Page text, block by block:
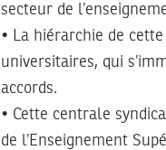
secteur de
• La hiérarchie de
universitaires, qui
accords.
• Cette centrale
de l’Enseignement